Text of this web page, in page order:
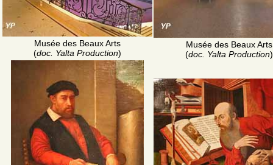
Musée des Beaux Arts
(doc. Yalta Production)
Musée des Beaux Arts
(doc. Yalta Production)